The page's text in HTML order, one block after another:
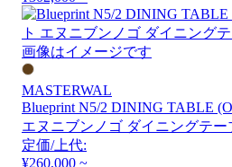
画像はイメージです
MASTERWAL
Blueprint N5/2 DINING TABLE
エヌニブンノゴ ダイニングテ
定価/上代:
¥260,000 ~